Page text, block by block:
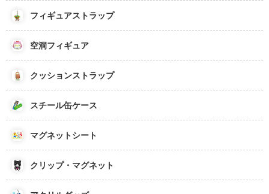
フィギュアストラップ
空洞フィギュア
クッションストラップ
スチール缶ケース
マグネットシート
クリップ・マグネット